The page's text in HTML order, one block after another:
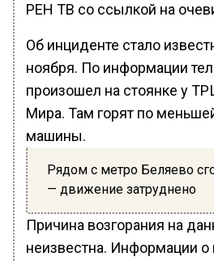
РЕН ТВ со ссылкой на
Об инциденте стало
ноября. По информации
произошел на стоянке у
Мира. Там горят по
машины.
Рядом с метро Беляево
— движение затруднено
Причина возгорания на
неизвестна. Информации